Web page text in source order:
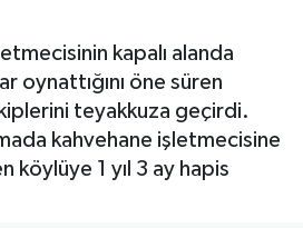
kapalı alanda
oynattığını öne süren
teyakkuza geçirdi.
kahvehane işletmecisine
köylüye 1 yıl 3 ay hapis